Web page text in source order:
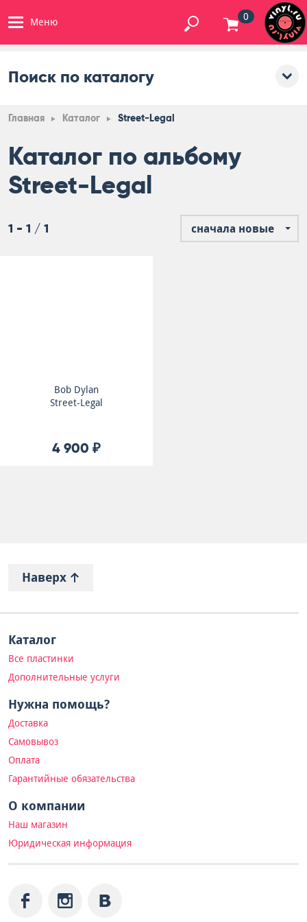
Меню 0
Поиск по каталогу
Главная Каталог Street-Legal
Каталог по альбому
Street-Legal
1 - 1 / 1 сначала новые
Bob Dylan
Street-Legal
4 900 ₽
Наверх
Каталог
Все пластинки
Дополнительные услуги
Нужна помощь?
Доставка
Самовывоз
Оплата
Гарантийные обязательства
О компании
Наш магазин
Юридическая информация